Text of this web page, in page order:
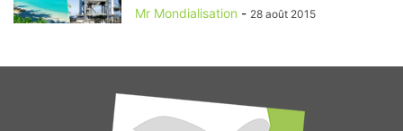
Mr Mondialisation - 28 août 2015